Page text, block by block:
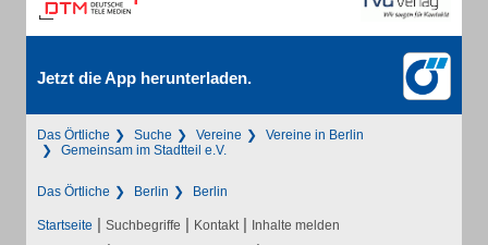
Jetzt die App herunterladen.
Das Örtliche Suche Vereine
Vereine in Berlin
Gemeinsam im Stadtteil e.V.
Das Örtliche Berlin Berlin
Startseite | Suchbegriffe | Kontakt | Inhalte melden